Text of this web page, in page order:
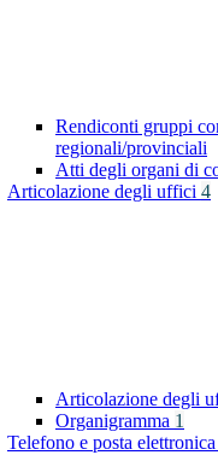
Rendiconti gruppi
regionali/provinciali
Atti degli organi di
Articolazione degli uffici 4
Articolazione degli
Organigramma 1
Telefono e posta elettronica